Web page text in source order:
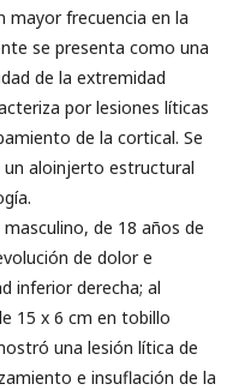
mayor frecuencia en la
se presenta como una
de la extremidad
por lesiones líticas
de la cortical. Se
un aloinjerto estructural
de 18 años de
de dolor e
inferior derecha; al
15 x 6 cm en tobillo
una lesión lítica de
e insuflación de la